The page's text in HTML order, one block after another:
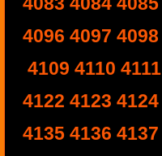
4096 4097 4098
4109 4110 4111
4122 4123 4124
4135 4136 4137